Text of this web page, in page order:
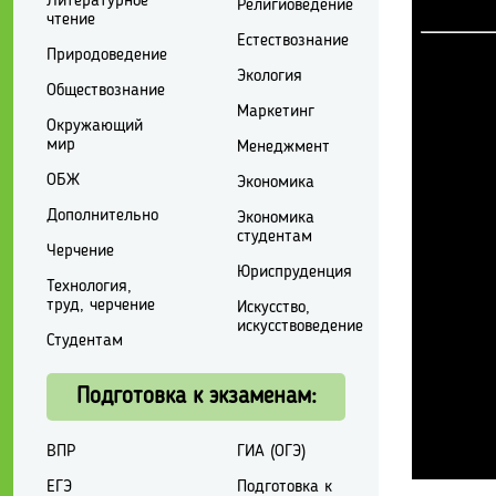
чтение
Природоведение
Обществознание
Окружающий
мир
ОБЖ
Дополнительно
Черчение
Технология,
труд, черчение
Студентам
Религиоведение
Естествознание
Экология
Маркетинг
Менеджмент
Экономика
Экономика
студентам
Юриспруденция
Искусство,
искусствоведение
Подготовка к экзаменам:
ВПР
ЕГЭ
ГИА (ОГЭ)
Подготовка к